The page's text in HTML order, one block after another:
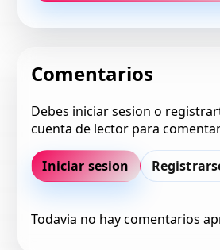
Comentarios
Debes iniciar sesion o
cuenta de lector para
Iniciar sesion
Todavia no hay comentarios